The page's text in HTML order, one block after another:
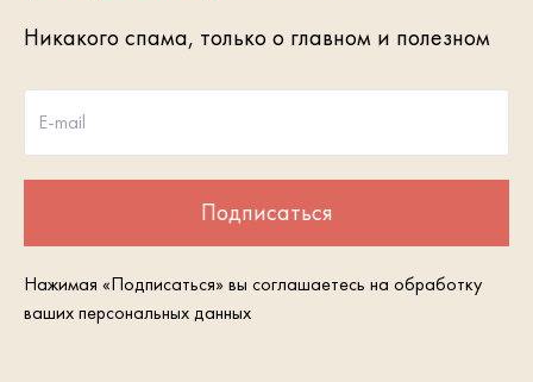
Никакого спама, только о главном и полезном
E-mail
Подписаться
Нажимая «Подписаться» вы соглашаетесь на обработку
ваших персональных данных